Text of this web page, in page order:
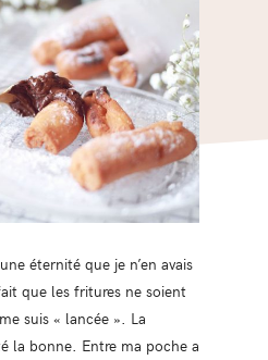
éternité que je n’en avais
que les fritures ne soient
suis « lancée ». La
la bonne. Entre ma poche a